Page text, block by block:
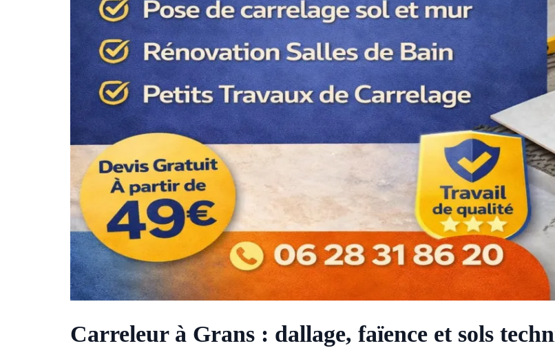
Carreleur à Grans : dallage, faïence et sols